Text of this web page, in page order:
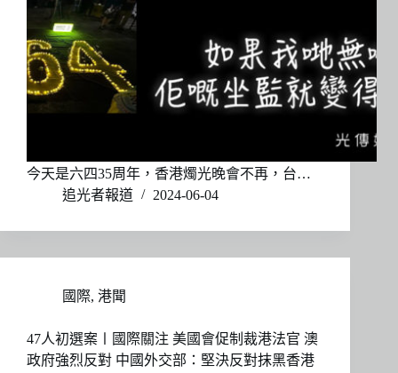
今天是六四35周年，香港燭光晚會不再，台…
追光者報道
2024-06-04
國際, 港聞
47人初選案〡國際關注 美國會促制裁港法官 澳
政府強烈反對 中國外交部：堅決反對抹黑香港